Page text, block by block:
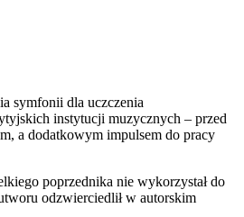
symfonii dla uczczenia
instytucji muzycznych – przed
a dodatkowym impulsem do pracy
poprzednika nie wykorzystał do
odzwierciedlił w autorskim